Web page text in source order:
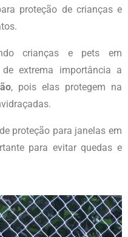
proteção de crianças e
crianças e pets em
extrema importância a
, pois elas protegem na
proteção para janelas em
para evitar quedas e